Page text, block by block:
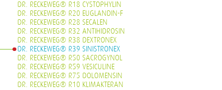
DR. RECKEWEG® R18 CYSTOPHYLIN
DR. RECKEWEG® R20 EUGLANDIN-F
DR. RECKEWEG® R28 SECALEN
DR. RECKEWEG® R32 ANTIHIDROSIN
DR. RECKEWEG® R38 DEXTRONEX
DR. RECKEWEG® R39 SINISTRONEX
DR. RECKEWEG® R50 SACROGYNOL
DR. RECKEWEG® R59 VESICULINE
DR. RECKEWEG® R75 DOLOMENSIN
DR. RECKEWEG® R10 KLIMAKTERAN